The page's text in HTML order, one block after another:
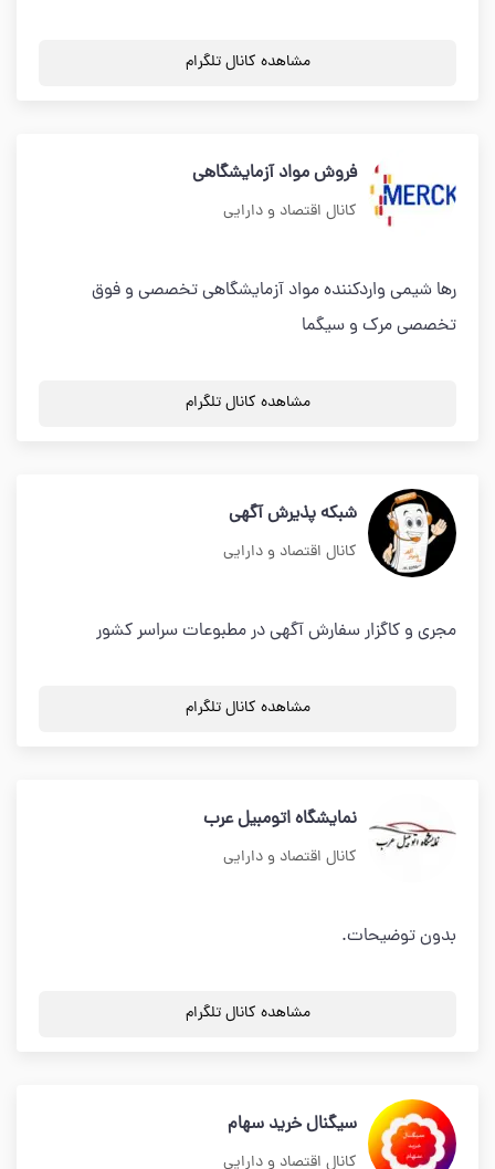
مشاهده کانال تلگرام
فروش مواد آزمایشگاهی
کانال اقتصاد و دارایی
رها شیمی واردکننده مواد آزمایشگاهی تخصصی و فوق
تخصصی مرک و سیگما
مشاهده کانال تلگرام
شبکه پذیرش آگهی
کانال اقتصاد و دارایی
مجری و کاگزار سفارش آگهی در مطبوعات سراسر کشور
مشاهده کانال تلگرام
نمایشگاه اتومبیل عرب
کانال اقتصاد و دارایی
بدون توضیحات.
مشاهده کانال تلگرام
سیگنال خرید سهام
کانال اقتصاد و دارایی